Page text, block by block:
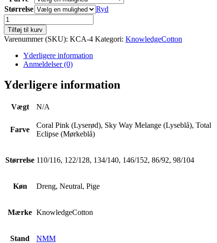
Størrelse
Ryd
Bukser
Jog
antal
Tilføj til kurv
Varenummer (SKU): KCA-4 Kategori: KnowledgeCotton
Yderligere information
Anmeldelser (0)
Yderligere information
Vægt N/A
Farve
Coral Pink (Lyserød), Sky Way Melange (Lyseblå), Total
Eclipse (Mørkeblå)
Størrelse 110/116, 122/128, 134/140, 146/152, 86/92, 98/104
Køn Dreng, Neutral, Pige
Mærke KnowledgeCotton
Stand NMM